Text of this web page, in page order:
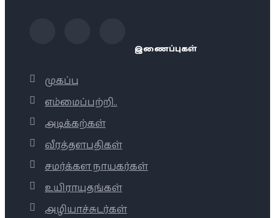
இணைப்புகள்
முகப்பு
எம்மைப்பற்றி..
அடிக்கற்கள்
வீரத்தளபதிகள்
சமர்க்கள நாயகர்கள்
உயிராயுதங்கள்
அழியாச்சுடர்கள்